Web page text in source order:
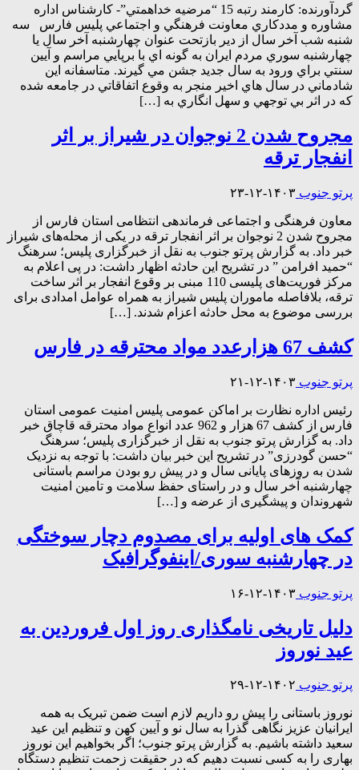
گردآورنده: كارمند رتبه 15 “مرضيه خداهمتي”- كارشناس اداره
مشاوره و مددكاري معاونت فرهنگي و اجتماعي پليس فارس سه
شنبه شب آخر سال از دير بازتحت عنوان چهارشنبه آخر سال يا
چهارشنبه سوري مردم ايران به گونه اي با برپايي مراسم و آيين
سنتي براي ورود به سال جديد جشن مي گيرند. متاسفانه اين
شادماني در سال هاي اخير منجر به وقوع اتفاقاتي در جامعه شده
كه در اثر بي توجهي و سهل انگاري به […]
مجروح شدن 2 نوجوان در شیراز بر اثر
انفجار ترقه
پرتو جنوب ۱۴۰۳-۱۲-۲۳
معاون فرهنگی و اجتماعی فرماندهی انتظامی استان فارس از
مجروح شدن 2 نوجوان بر اثر انفجار ترقه در یکی از محله‌های شیراز
خبر داد. به گزارش پرتو جنوب به نقل از خبرگزاری پلیس؛ سرهنگ
“حمید افرامن ” در تشریح این حادثه اظهار داشت: در پی اعلام به
مرکز فوریت‌های پلیسی 110 مبنی بر وقوع انفجار بر اثر ساخت
ترقه، بلافاصله ماموران پلیس شیراز به همراه عوامل امدادی برای
بررسی موضوع به محل حادثه اعزام شدند. […]
کشف 67 هزارعدد مواد محترقه در فارس
پرتو جنوب ۱۴۰۳-۱۲-۲۱
رئیس اداره نظارت بر اماکن عمومی پلیس امنیت عمومی استان
فارس از کشف 67 هزار و 962 عدد انواع مواد محترقه قاچاق خبر
داد. به گزارش پرتو جنوب به نقل از خبرگزاری پلیس؛ سرهنگ
“حسن گودرزی” در تشریح این خبر بیان داشت: با توجه به نزدیک
شدن به روزهای پایانی سال و در پیش رو بودن مراسم باستانی
چهارشنبه آخر سال و در راستای حفظ سلامت و تامین امنیت
شهروندان و پیشگیری از عرضه و […]
کمک های اولیه برای مصدوم دچار سوختگی
در چهارشنبه سوری/اینفوگرافیک
پرتو جنوب ۱۴۰۳-۱۲-۱۶
دلیل تاریخی نامگذاری روز اول فروردین به
عید نوروز
پرتو جنوب ۱۴۰۲-۱۲-۲۹
نوروز باستانی را پیش‌ رو داریم‌ لازم‌ است‌ ضمن‌ تبریک‌ به‌ همه‌
ایرانیان‌ عزیز نگاهی‌ گذرا به‌ سال‌ نو و آیین‌ کهن‌ و تنظیم‌ این‌ عید
سعید داشته‌ باشیم‌. به گزارش پرتو جنوب؛ اگر بخواهیم‌ این‌ نوروز
بهاری‌ را به‌ کسی‌ نسبت‌ دهیم‌ که‌ در حقیقت‌ زحمت‌ تنظیم‌ دستگاه‌